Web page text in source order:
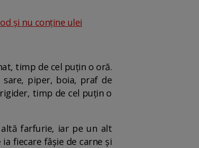
și nu conține ulei
timp de cel puțin o oră.
piper, boia, praf de
timp de cel puțin o
farfurie, iar pe un alt
fiecare fâșie de carne și